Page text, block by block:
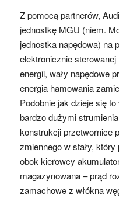
Z pomocą partnerów,
jednostkę MGU (niem.
jednostka napędowa) na
elektronicznie
energii, wały napędowe
energia hamowania
Podobnie jak dzieje się
bardzo dużymi
konstrukcji przetwornice
zmiennego w stały,
obok kierowcy
magazynowana – prąd
zamachowe z włókna